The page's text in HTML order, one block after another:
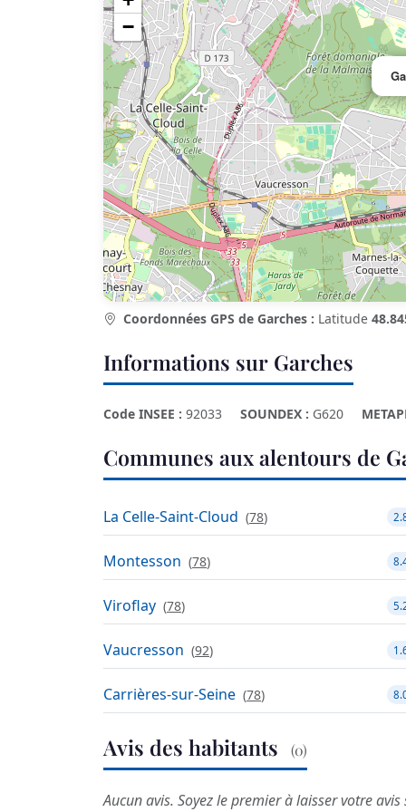
−
Coordonnées GPS de Garches : Latitude
Informations sur Garches
Code INSEE : 92033 SOUNDEX : G620
Communes aux alentours de
La Celle-Saint-Cloud (78)
Montesson (78)
Viroflay (78)
Vaucresson (92)
Carrières-sur-Seine (78)
Avis des habitants (0)
Aucun avis. Soyez le premier à laisser votre avis